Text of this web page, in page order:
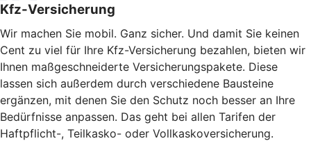
Kfz-Versicherung
Wir machen Sie mobil. Ganz sicher. Und damit Sie keinen
Cent zu viel für Ihre Kfz-Versicherung bezahlen, bieten wir
Ihnen maßgeschneiderte Versicherungspakete. Diese
lassen sich außerdem durch verschiedene Bausteine
ergänzen, mit denen Sie den Schutz noch besser an Ihre
Bedürfnisse anpassen. Das geht bei allen Tarifen der
Haftpflicht-, Teilkasko- oder Vollkaskoversicherung.